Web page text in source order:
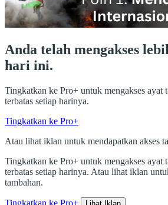
Anda telah mengakses
hari ini.
Tingkatkan ke Pro+ untuk mengakses ayat
terbatas setiap harinya.
Tingkatkan ke Pro+
Atau lihat iklan untuk mendapatkan akses
Tingkatkan ke Pro+ untuk mengakses ayat
terbatas setiap harinya. Atau lihat iklan
tambahan.